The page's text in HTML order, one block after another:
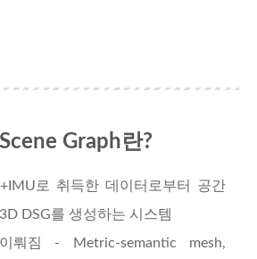
Graph란?
로 취득한 데이터로부터 공간
DSG를 생성하는 시스템
뤄짐 - Metric-semantic mesh,